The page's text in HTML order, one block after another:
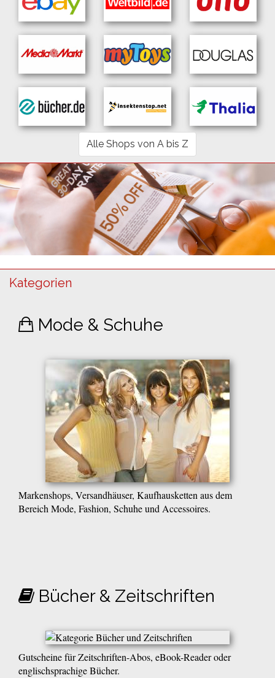
Alle Shops von A bis Z
Kategorien
Mode & Schuhe
Markenshops, Versandhäuser, Kaufhausketten aus dem
Bereich Mode, Fashion, Schuhe und Accessoires.
Bücher & Zeitschriften
Gutscheine für Zeitschriften-Abos, eBook-Reader oder
englischsprachige Bücher.